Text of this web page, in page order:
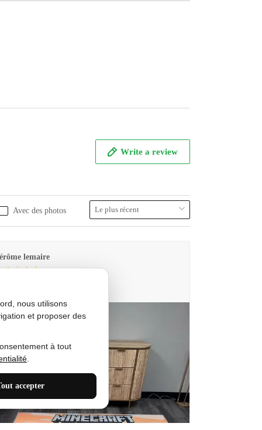
Write a review
Avec des photos
lemaire
nous utilisons
et proposer des
à tout
accepter